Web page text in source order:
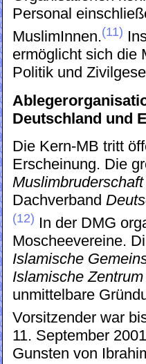
Personal
MuslimInnen.(11)
ermöglicht sich die
Politik und
Deutschland und
Die Kern-MB tritt
Erscheinung. Die
Muslimbruderschaft
Dachverband
(12) In der DMG
Moscheevereine.
Islamische
Islamische
unmittelbare
Vorsitzender war
11. September
Gunsten von